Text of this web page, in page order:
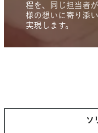
程を、
同じ担当者
様の想いに寄り添
実現します。
ソ